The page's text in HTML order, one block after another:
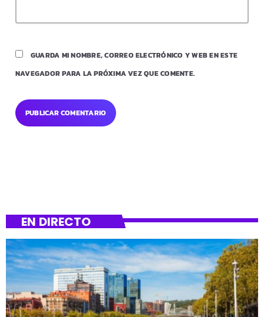
GUARDA MI NOMBRE, CORREO ELECTRÓNICO Y WEB EN ESTE
NAVEGADOR PARA LA PRÓXIMA VEZ QUE COMENTE.
EN DIRECTO